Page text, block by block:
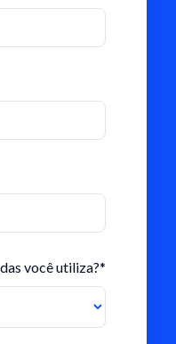
você utiliza?*